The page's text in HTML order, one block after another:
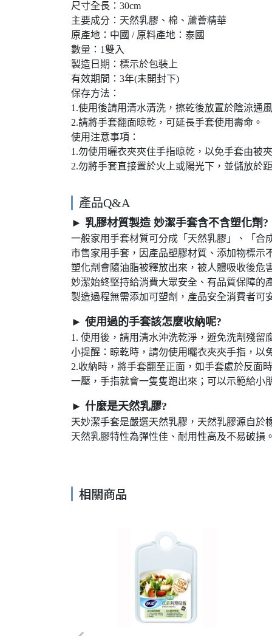
尺寸全長：30cm
主要成分：天然乳膠、棉、蘆薈精華
原產地：中國 / 原料產地：泰國
數量：1雙入
製造日期：標示於包裝上
有效期間：3年(未開封下)
保存方法：
1.使用後請用清水清洗，擦乾後放置於陰涼通
2.請將手套翻面晾乾，可延長手套使用壽命。
使用注意事項：
1.勿使用曬衣夾夾住手指晾乾，以免手套由被
2.勿將手套直接置於火上或陽光下，並儲放於
產品Q&A
► 乳膠材質製造 妙潔手套含不含塑化劑?
一般家用手套材質可分成「天然乳膠」、「合
市售家用手套，因產品塑膠材質、添加物標示
塑化劑會隨油脂被釋放出來，被人體吸收後危
妙潔始終堅持給消費大眾安全、有品質保障的
製造過程無需添加可塑劑，產品安全消費者可
► 使用過的手套該怎麼收納呢?
1. 使用後，請用清水沖洗乾淨，避免洗劑殘
小提醒：晾乾時，請勿使用曬衣夾夾手指，以
2.收納時，將手套翻至正面，如手套處於反面
一壓，手指就會一隻隻跑出來；可以示範給小
► 什麼是天然乳膠?
天妙潔手套是嚴選天然乳膠，天然乳膠源自於
天然乳膠特性為彈性佳、耐用性高及不易破損
相關商品